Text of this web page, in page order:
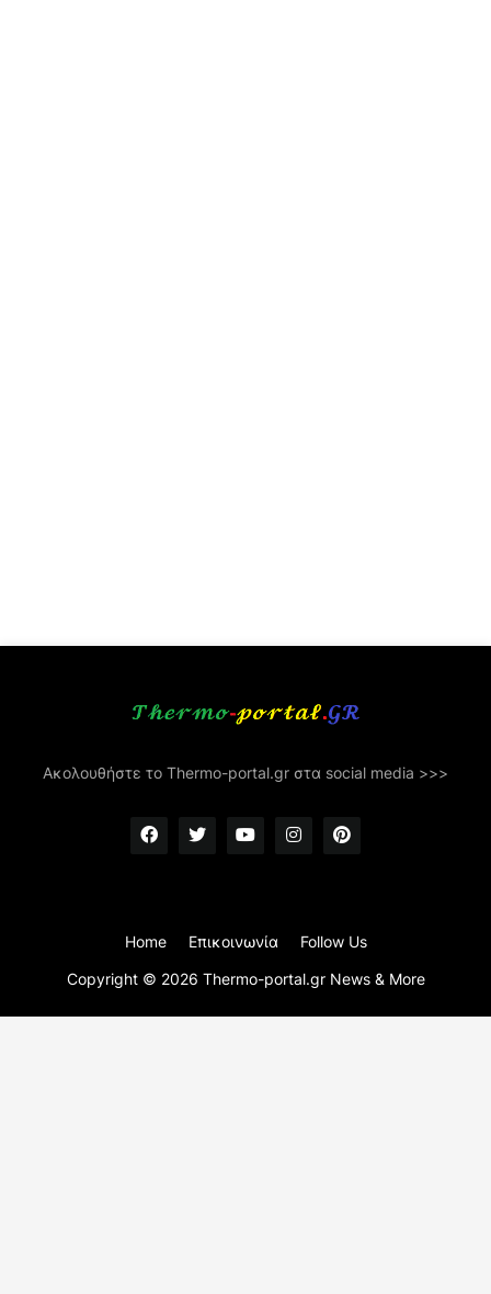
Ακολουθήστε το Thermo-portal.gr στα social media >>>
Copyright © 2026 Thermo-portal.gr News & More
Home Επικοινωνία Follow Us